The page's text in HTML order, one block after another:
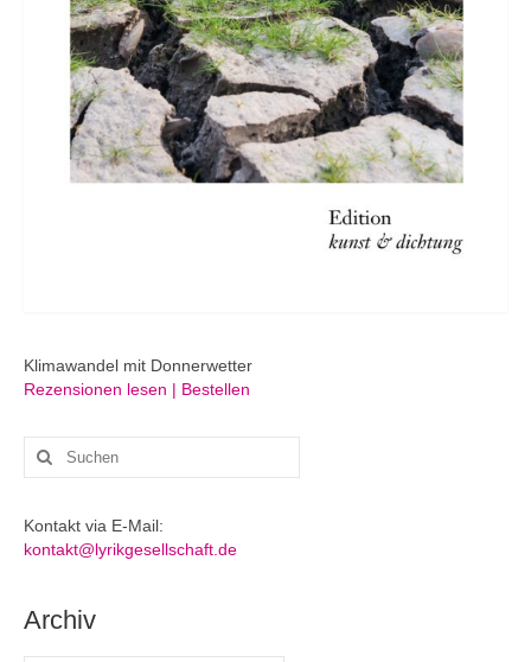
Klimawandel mit Donnerwetter
Rezensionen lesen | Bestellen
Suchen
nach:
Kontakt via E-Mail:
kontakt@lyrikgesellschaft.de
Archiv